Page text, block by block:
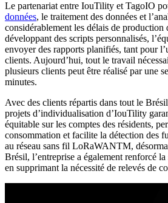
Le partenariat entre IouTility et TagoIO
données, le traitement des données et
considérablement les délais de production
développant des scripts personnalisés,
envoyer des rapports planifiés, tant pour
clients. Aujourd’hui, tout le travail
plusieurs clients peut être réalisé par une
minutes.
Avec des clients répartis dans tout le
projets d’individualisation d’IouTility
équitable sur les comptes des résidents,
consommation et facilite la détection des
au réseau sans fil LoRaWANTM,
Brésil, l’entreprise a également renforcé
en supprimant la nécessité de relevés de